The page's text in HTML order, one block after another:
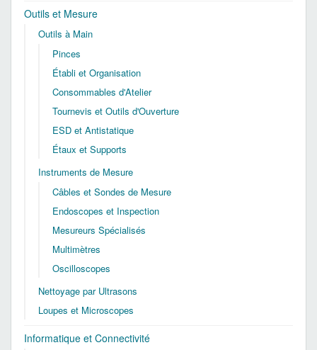
Outils et Mesure
Outils à Main
Pinces
Établi et Organisation
Consommables d'Atelier
Tournevis et Outils d'Ouverture
ESD et Antistatique
Étaux et Supports
Instruments de Mesure
Câbles et Sondes de Mesure
Endoscopes et Inspection
Mesureurs Spécialisés
Multimètres
Oscilloscopes
Nettoyage par Ultrasons
Loupes et Microscopes
Informatique et Connectivité